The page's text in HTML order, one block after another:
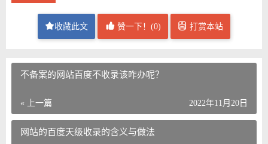
收藏此文 赞一下！(0) 打赏本站
不备案的网站百度不收录该咋办呢？
« 上一篇 2022年11月20日
网站的百度天级收录的含义与做法